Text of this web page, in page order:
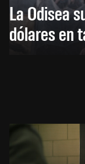
La Odisea
dólares en